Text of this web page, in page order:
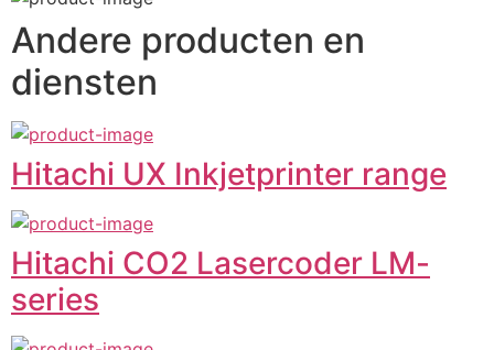
Andere producten en
diensten
Hitachi UX Inkjetprinter range
Hitachi CO2 Lasercoder LM-
series